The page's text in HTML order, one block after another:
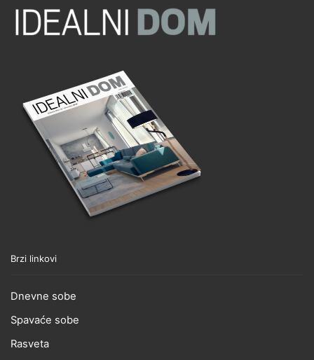
Brzi linkovi
Dnevne sobe
Spavaće sobe
Rasveta